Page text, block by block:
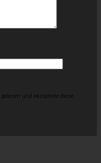
gelesen und akzeptiere diese.